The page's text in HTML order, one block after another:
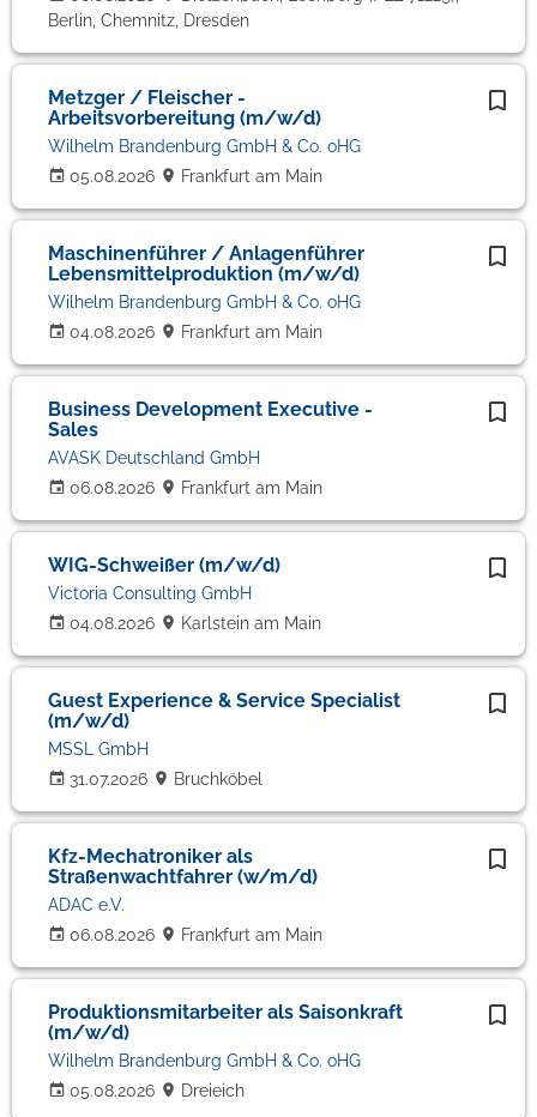
Berlin, Chemnitz, Dresden
Metzger / Fleischer -
Arbeitsvorbereitung (m/w/d)
05.08.2026
Wilhelm Brandenburg GmbH & Co. oHG
Frankfurt am Main
Maschinenführer / Anlagenführer
Lebensmittelproduktion (m/w/d)
04.08.2026
Wilhelm Brandenburg GmbH & Co. oHG
Frankfurt am Main
Business Development Executive -
Sales
06.08.2026
AVASK Deutschland GmbH
Frankfurt am Main
WIG-Schweißer (m/w/d)
04.08.2026
Victoria Consulting GmbH
Karlstein am Main
Guest Experience & Service Specialist
(m/w/d)
31.07.2026
MSSL GmbH
Bruchköbel
Kfz-Mechatroniker als
Straßenwachtfahrer (w/m/d)
06.08.2026
ADAC e.V.
Frankfurt am Main
Produktionsmitarbeiter als Saisonkraft
(m/w/d)
05.08.2026
Wilhelm Brandenburg GmbH & Co. oHG
Dreieich